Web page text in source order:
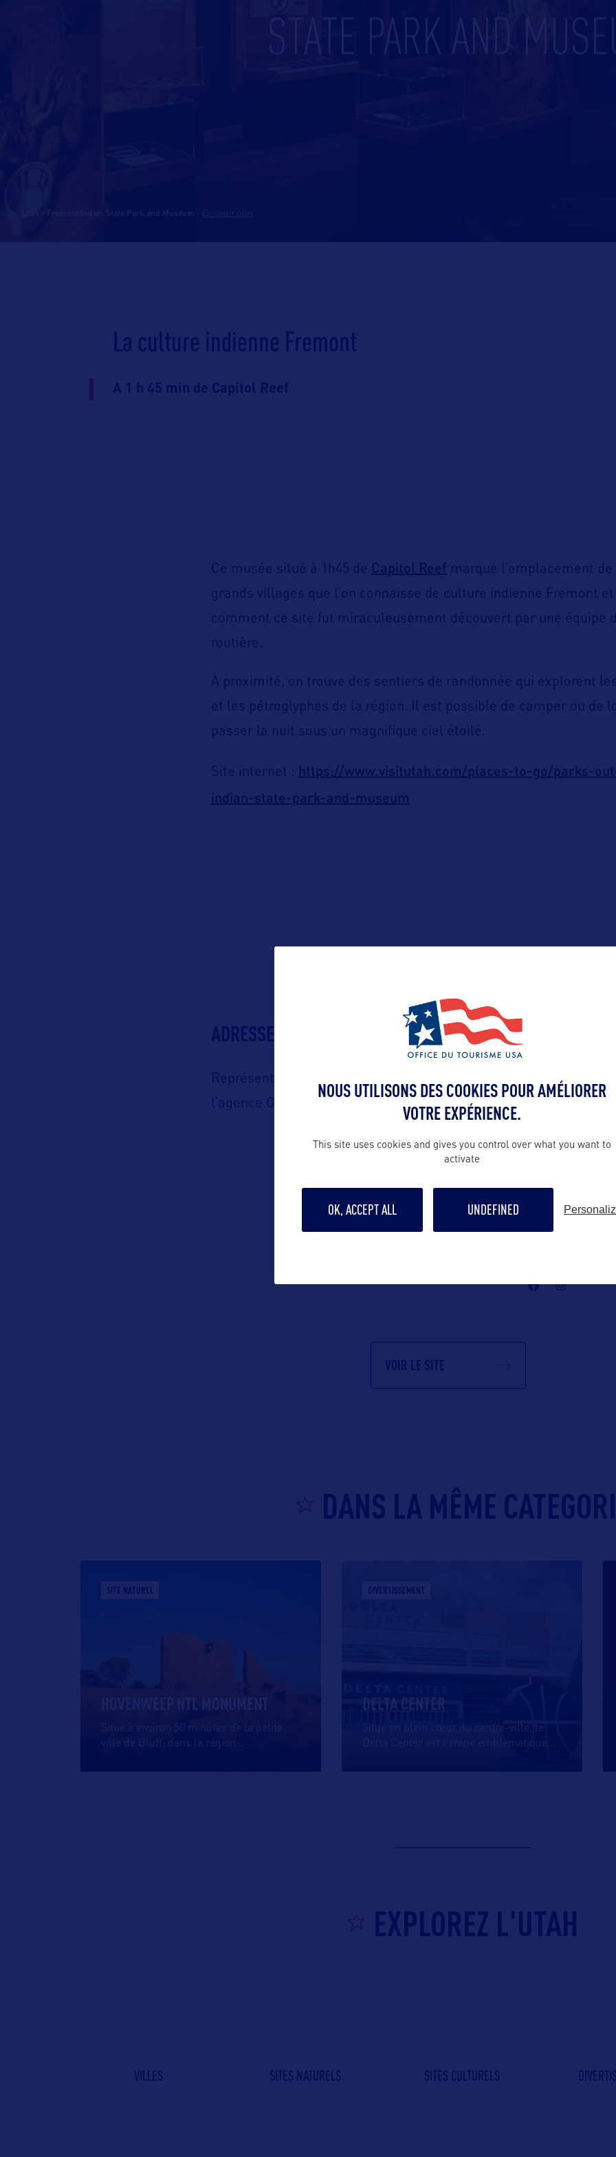
STATE PARK AND
Utah - Fremont Indian State Park and Museum
La culture indienne Fremont
A 1 h 45 min de Capitol Reef
Ce musée situé à 1h45 de Capitol Reef marque l’emplacement de
grands villages que l’on connaisse de culture indienne Fremont
comment ce site fut miraculeusement découvert par une équipe
routière.
À proximité, on trouve des sentiers de randonnée qui explorent
et les pétroglyphes de la région. Il est possible de camper ou de
passer la nuit sous un magnifique ciel étoilé.
Site internet : https://www.visitutah.com/places-to-go/parks-
indian-state-park-and-museum
ADRESSES
Représenté en France par
l’agence Orkestra Tourism
Contact grand
VOIR LE SITE
DANS LA MÊME
SITE NATUREL
HOVENWEEP NTL MONUMENT
Situé à environ 50 minutes de la petite
ville de Bluff, dans la région
DIVERTISSEMENT
DELTA CENTER
Situé en plein cœur du centre-ville, le
Delta Center est l’arène emblématique
EXPLOREZ L'UTAH
VILLES SITES NATURELS SITES CULTURELS
NOUS UTILISONS DES COOKIES POUR AMÉLIORER
VOTRE EXPÉRIENCE.
This site uses cookies and gives you control over what you want to
activate
OK, ACCEPT ALL UNDEFINED